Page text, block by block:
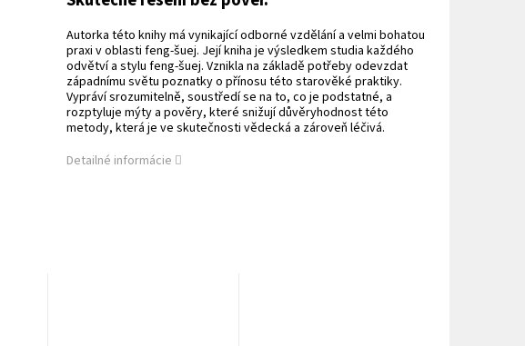
Autorka této knihy má vynikající odborné vzdělání a velmi bohatou
praxi v oblasti feng-šuej. Její kniha je výsledkem studia každého
odvětví a stylu feng-šuej. Vznikla na základě potřeby odevzdat
západnímu světu poznatky o přínosu této starověké praktiky.
Vypráví srozumitelně, soustředí se na to, co je podstatné, a
rozptyluje mýty a pověry, které snižují důvěryhodnost této
metody, která je ve skutečnosti vědecká a zároveň léčivá.
Detailné informácie